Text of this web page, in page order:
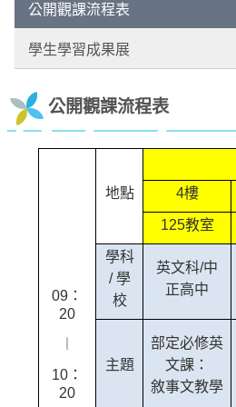
公開觀課流程表
學生學習成果展
公開觀課流程表
09：
20
10：
20
地點 4樓
125教室
學科
/ 學
校
英文科/中
正高中
主題
部定必修英
文課：
敘事文教學